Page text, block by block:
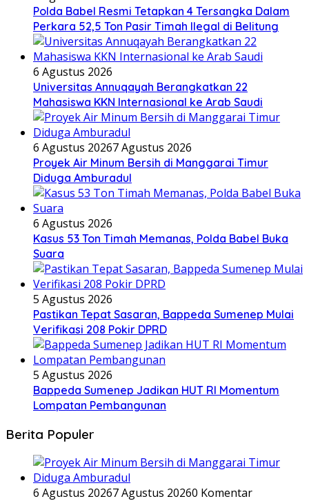
Polda Babel Resmi Tetapkan 4 Tersangka Dalam
Perkara 52,5 Ton Pasir Timah Ilegal di Belitung
6 Agustus 2026
Universitas Annuqayah Berangkatkan 22
Mahasiswa KKN Internasional ke Arab Saudi
6 Agustus 20267 Agustus 2026
Proyek Air Minum Bersih di Manggarai Timur
Diduga Amburadul
6 Agustus 2026
Kasus 53 Ton Timah Memanas, Polda Babel Buka
Suara
5 Agustus 2026
Pastikan Tepat Sasaran, Bappeda Sumenep Mulai
Verifikasi 208 Pokir DPRD
5 Agustus 2026
Bappeda Sumenep Jadikan HUT RI Momentum
Lompatan Pembangunan
Berita Populer
6 Agustus 20267 Agustus 20260 Komentar